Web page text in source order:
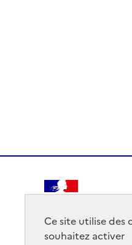
Ce site utilise des
souhaitez activer
FRANÇAISE